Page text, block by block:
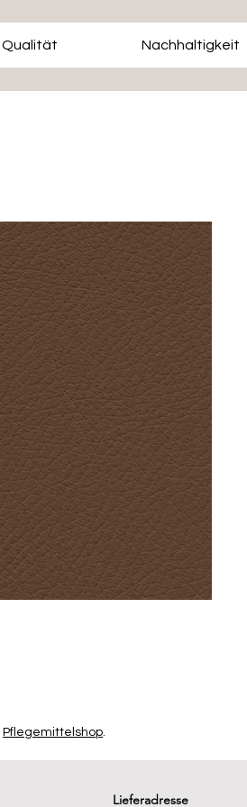
Qualität Nachhaltigkeit
Pflegemittelshop.
Lieferadresse